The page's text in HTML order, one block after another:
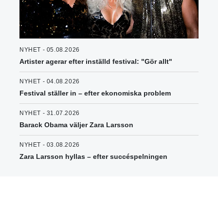
NYHET - 05.08.2026
Artister agerar efter inställd festival: "Gör allt"
NYHET - 04.08.2026
Festival ställer in – efter ekonomiska problem
NYHET - 31.07.2026
Barack Obama väljer Zara Larsson
NYHET - 03.08.2026
Zara Larsson hyllas – efter succéspelningen